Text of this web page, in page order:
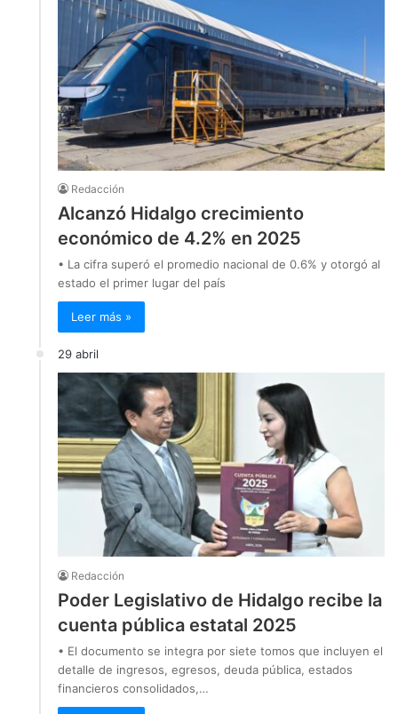
Redacción
Alcanzó Hidalgo crecimiento
económico de 4.2% en 2025
• La cifra superó el promedio nacional de 0.6% y otorgó al
estado el primer lugar del país
Leer más »
29 abril
Redacción
Poder Legislativo de Hidalgo recibe la
cuenta pública estatal 2025
• El documento se integra por siete tomos que incluyen el
detalle de ingresos, egresos, deuda pública, estados
financieros consolidados,…